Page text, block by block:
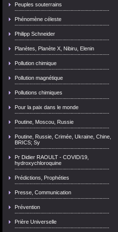
Peuples souterrains
Phénomène céleste
Philipp Schneider
Planètes, Planète X, Nibiru, Elenin
Pollution chimique
Pollution magnétique
Pollutions chimiques
Pour la paix dans le monde
Poutine, Moscou, Russie
Poutine, Russie, Crimée, Ukraine, Chine,
BRICS; Sy
Pr Didier RAOULT - COVID/19,
hydroxychloroquine
Prédictions, Prophéties
Presse, Communication
Prévention
Prière Universelle